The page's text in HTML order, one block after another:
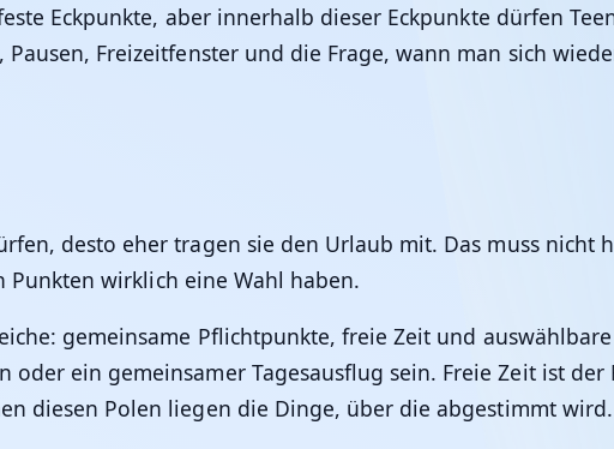
Eckpunkte, aber innerhalb dieser Eckpunkte dürfen
Freizeitfenster und die Frage, wann man sich
desto eher tragen sie den Urlaub mit. Das muss nicht
wirklich eine Wahl haben.
gemeinsame Pflichtpunkte, freie Zeit und
ein gemeinsamer Tagesausflug sein. Freie Zeit ist der
diesen Polen liegen die Dinge, über die abgestimmt wird.